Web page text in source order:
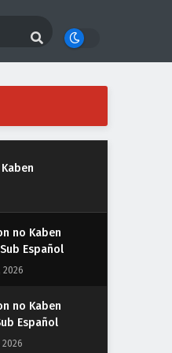
Español
no Kaben
2026
no Kaben
Español
2026
no Kaben
Español
2026
no Kaben
Español
2026